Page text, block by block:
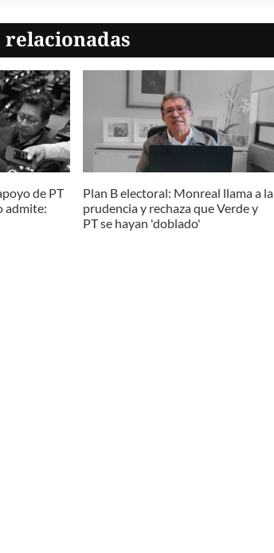
de PT
admite:
Plan B electoral: Monreal llama a la
prudencia y rechaza que Verde y
PT se hayan 'doblado'